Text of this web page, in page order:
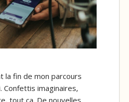
la fin de mon parcours
Confettis imaginaires,